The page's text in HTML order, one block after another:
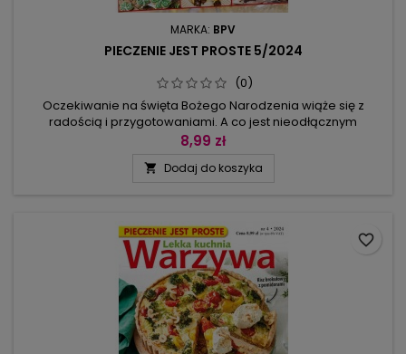
MARKA: BPV
PIECZENIE JEST PROSTE 5/2024
(0)
Oczekiwanie na święta Bożego Narodzenia wiąże się z
radością i przygotowaniami. A co jest nieodłącznym
elementem świąt? Oczywiście, pieczenie ciasteczek! A
również w ostatnich jesiennych miesiącach, a niektóre nawet
8,99 zł
 Dodaj do koszyka
favorite_border